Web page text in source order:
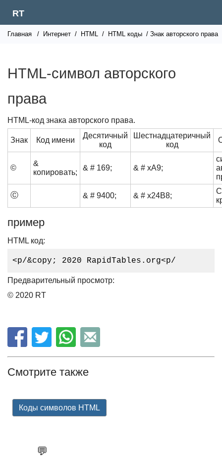
RT
Главная / Интернет / HTML / HTML коды / Знак авторского права
HTML-символ авторского
права
HTML-код знака авторского права.
Знак Код имени
Десятичный
код
Шестнадцатеричный
код
©
&
копировать;
& # 169; & # xA9;
Ⓒ & # 9400; & # x24B8;
пример
HTML код:
<p/&copy; 2020 RapidTables.org<p/
Предварительный просмотр:
© 2020 RT
Смотрите также
Коды символов HTML
💬